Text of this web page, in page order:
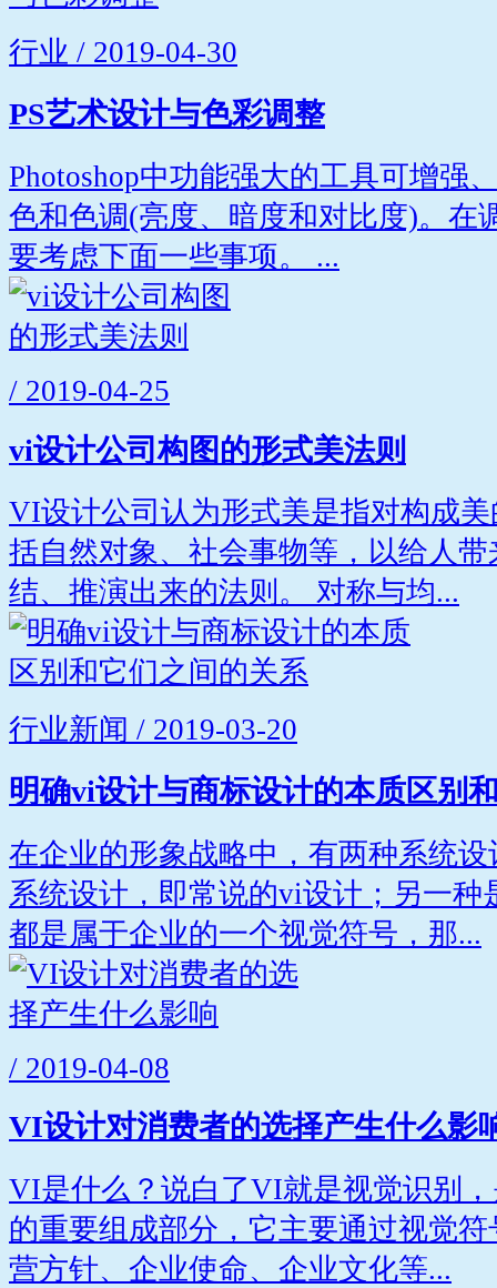
行业 / 2019-04-30
PS艺术设计与色彩调整
Photoshop中功能强大的工具可增强
色和色调(亮度、暗度和对比度)。在
要考虑下面一些事项。 ...
/ 2019-04-25
vi设计公司构图的形式美法则
VI设计公司认为形式美是指对构成
括自然对象、社会事物等，以给人
结、推演出来的法则。 对称与均...
行业新闻 / 2019-03-20
明确vi设计与商标设计的本质区别
在企业的形象战略中，有两种系统
系统设计，即常说的vi设计；另一种
都是属于企业的一个视觉符号，那...
/ 2019-04-08
VI设计对消费者的选择产生什么影
VI是什么？说白了VI就是视觉识别
的重要组成部分，它主要通过视觉
营方针、企业使命、企业文化等...